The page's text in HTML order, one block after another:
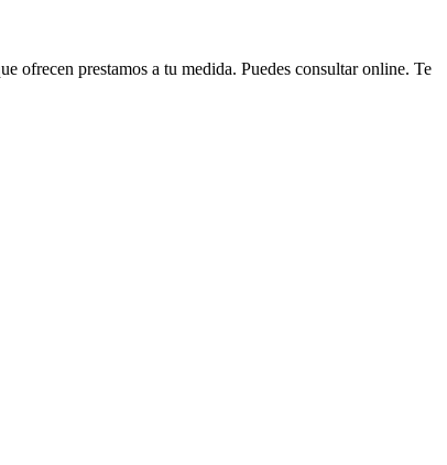
ofrecen prestamos a tu medida. Puedes consultar online. Te